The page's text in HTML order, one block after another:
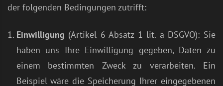
der folgenden Bedingungen zutrifft:
Einwilligung (Artikel 6 Absatz 1 lit. a DSGVO): Sie
haben uns Ihre Einwilligung gegeben, Daten zu
einem bestimmten Zweck zu verarbeiten. Ein
Beispiel wäre die Speicherung Ihrer eingegebenen